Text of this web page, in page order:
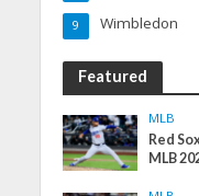
Wimbledon
9
Featured
MLB
Red
MLB